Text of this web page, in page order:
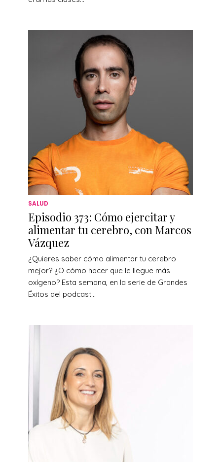
SALUD
Episodio 373: Cómo ejercitar y
alimentar tu cerebro, con Marcos
Vázquez
¿Quieres saber cómo alimentar tu cerebro
mejor? ¿O cómo hacer que le llegue más
oxígeno? Esta semana, en la serie de Grandes
Éxitos del podcast...